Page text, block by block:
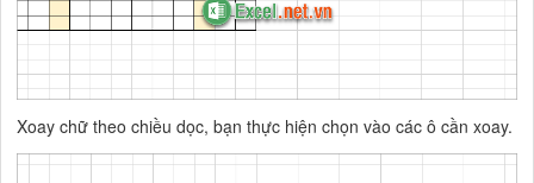
Xoay chữ theo chiều dọc, bạn thực hiện chọn vào các ô cần xoay.